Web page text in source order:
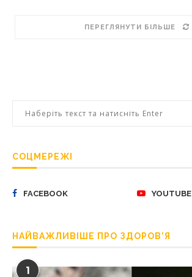
ПЕРЕГЛЯНУТИ БІЛЬШЕ
СОЦМЕРЕЖІ
FACEBOOK YOUTUBE
НАЙВАЖЛИВІШЕ ПРО ЗДОРОВ’Я
1